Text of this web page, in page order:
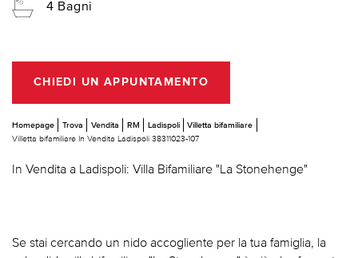
4 Bagni
CHIEDI UN APPUNTAMENTO
Homepage Trova Vendita RM Ladispoli
Villetta bifamiliare
Villetta bifamiliare In Vendita Ladispoli 38311023-107
In Vendita a Ladispoli: Villa Bifamiliare "La Stonehenge"
Se stai cercando un nido accogliente per la tua famiglia, la